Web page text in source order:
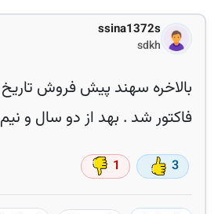
ssina1372s
sdkh
فاکتور شد . بهد از دو سال و نیم
3
1